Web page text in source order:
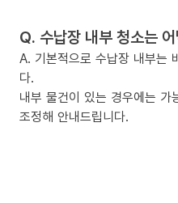
Q. 수납장 내부 청소는
A. 기본적으로 수납장 내부는
다.
내부 물건이 있는 경우에는 가
조정해 안내드립니다.